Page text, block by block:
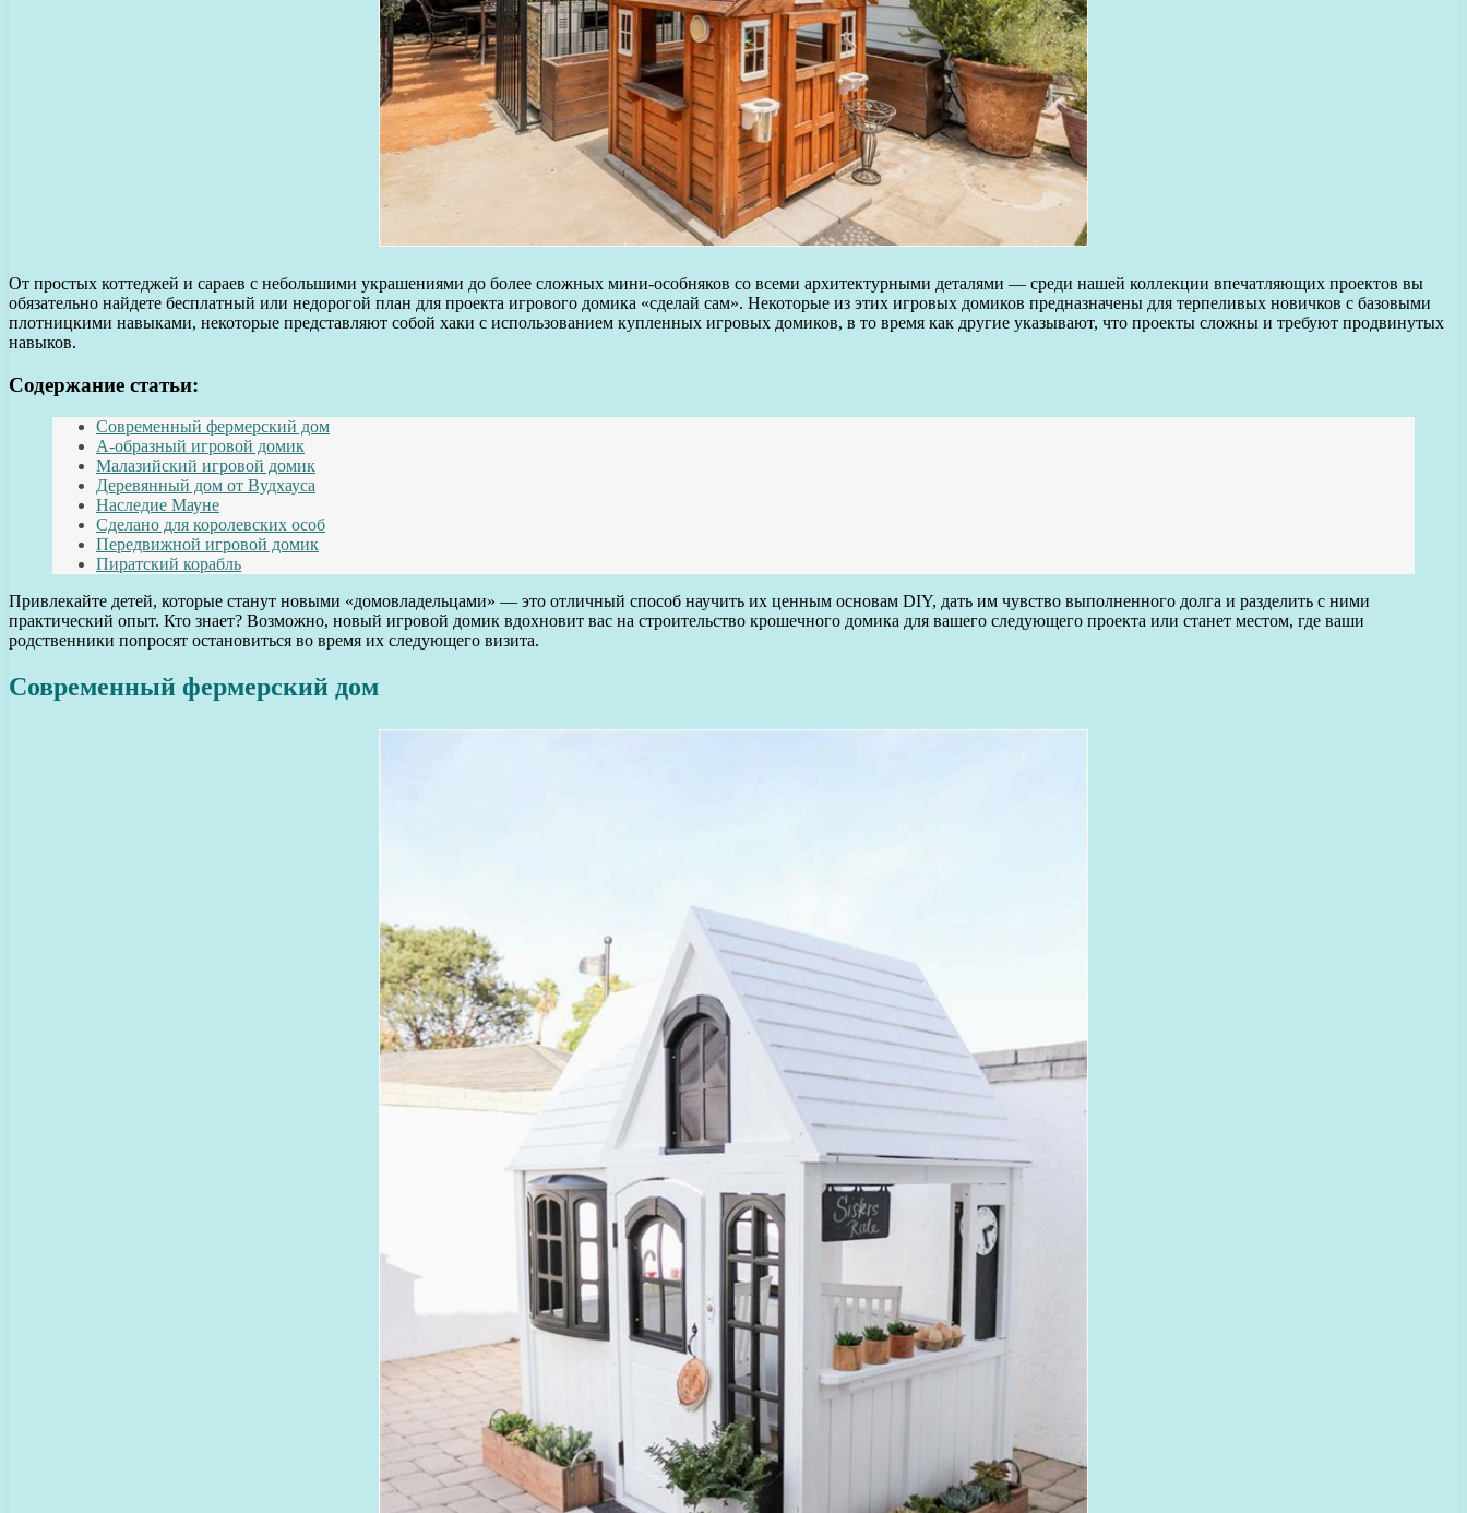
От простых коттеджей и сараев с небольшими украшениями до более сложных мини-особняков со всеми архитектурными деталями — среди нашей коллекции впечатляющих проектов вы
обязательно найдете бесплатный или недорогой план для проекта игрового домика «сделай сам». Некоторые из этих игровых домиков предназначены для терпеливых новичков с базовыми
плотницкими навыками, некоторые представляют собой хаки с использованием купленных игровых домиков, в то время как другие указывают, что проекты сложны и требуют продвинутых
навыков.
Содержание статьи:
Современный фермерский дом
А-образный игровой домик
Малазийский игровой домик
Деревянный дом от Вудхауса
Наследие Мауне
Сделано для королевских особ
Передвижной игровой домик
Пиратский корабль
Привлекайте детей, которые станут новыми «домовладельцами» — это отличный способ научить их ценным основам DIY, дать им чувство выполненного долга и разделить с ними
практический опыт. Кто знает? Возможно, новый игровой домик вдохновит вас на строительство крошечного домика для вашего следующего проекта или станет местом, где ваши
родственники попросят остановиться во время их следующего визита.
Современный фермерский дом